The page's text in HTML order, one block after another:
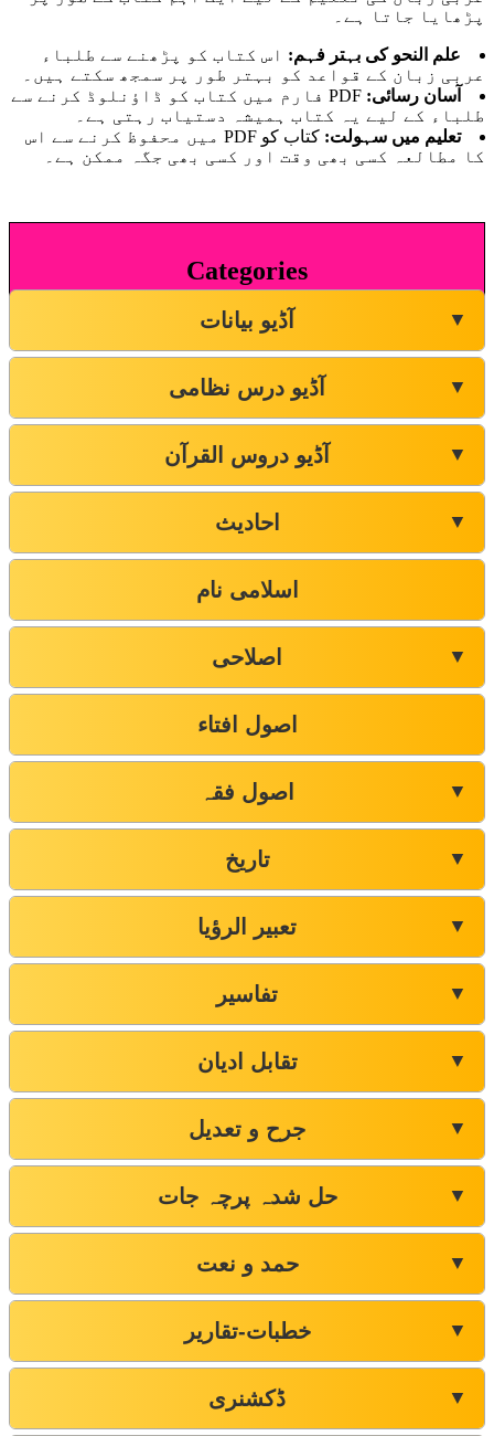
پڑھایا جاتا ہے۔
علم النحو کی بہتر فہم: اس کتاب کو پڑھنے سے طلباء
عربی زبان کے قواعد کو بہتر طور پر سمجھ سکتے ہیں۔
آسان رسائی:
PDF فارم میں کتاب کو ڈاؤنلوڈ کرنے سے
طلباء کے لیے یہ کتاب ہمیشہ دستیاب رہتی ہے۔
تعلیم میں سہولت:
کتاب کو PDF میں محفوظ کرنے سے اس
کا مطالعہ کسی بھی وقت اور کسی بھی جگہ ممکن ہے۔
Categories
آڈیو بیانات ▼
آڈیو درس نظامی ▼
آڈیو دروس القرآن ▼
احادیث ▼
اسلامی نام
اصلاحی ▼
اصول افتاء
اصول فقہ ▼
تاریخ ▼
تعبیر الرؤیا ▼
تفاسیر ▼
تقابل ادیان ▼
جرح و تعدیل ▼
حل شدہ پرچہ جات ▼
حمد و نعت ▼
خطبات-تقاریر ▼
ڈکشنری ▼